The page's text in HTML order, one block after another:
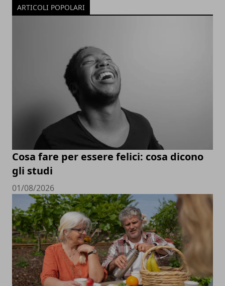
ARTICOLI POPOLARI
Cosa fare per essere felici: cosa dicono
gli studi
01/08/2026